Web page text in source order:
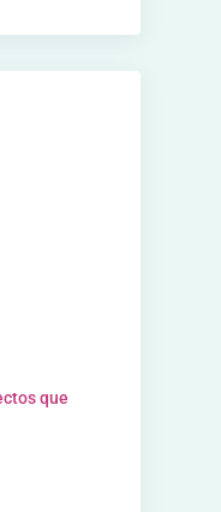
que